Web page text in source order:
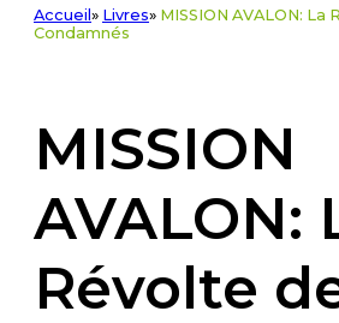
Accueil » Livres» MISSION AVALON: La
Condamnés
MISSION
AVALON:
Révolte